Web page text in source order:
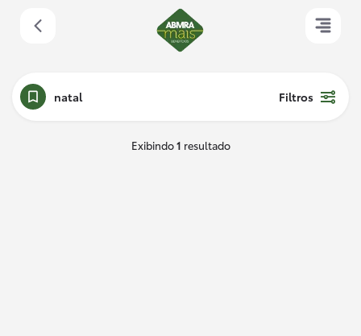
natal Filtros
Exibindo1 resultado